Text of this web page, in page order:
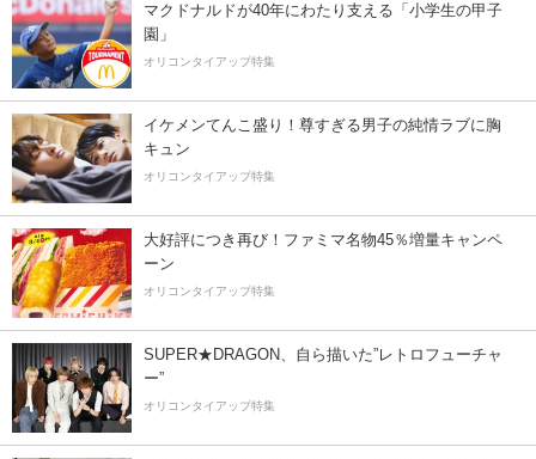
マクドナルドが40年にわたり支える「小学生の甲子
園」
オリコンタイアップ特集
イケメンてんこ盛り！尊すぎる男子の純情ラブに胸
キュン
オリコンタイアップ特集
大好評につき再び！ファミマ名物45％増量キャンペ
ーン
オリコンタイアップ特集
SUPER★DRAGON、自ら描いた”レトロフューチャ
ー”
オリコンタイアップ特集